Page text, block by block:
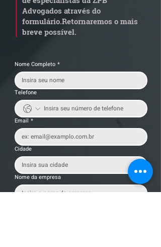
Advogados através do
formulário.Retornaremos o mais
breve possível.
Nome Completo *
Telefone
Email *
Cidade
Nome da empresa